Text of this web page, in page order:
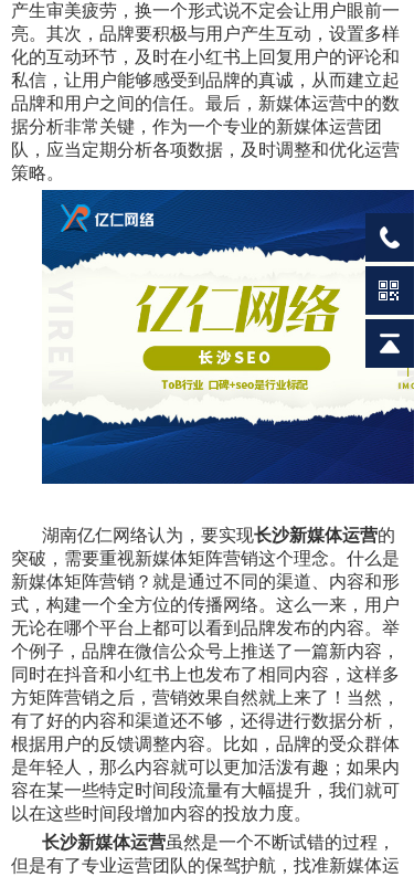
产生审美疲劳，换一个形式说不定会让用户眼前一
亮。其次，品牌要积极与用户产生互动，设置多样
化的互动环节，及时在小红书上回复用户的评论和
私信，让用户能够感受到品牌的真诚，从而建立起
品牌和用户之间的信任。最后，新媒体运营中的数
据分析非常关键，作为一个专业的新媒体运营团
队，应当定期分析各项数据，及时调整和优化运营
策略。
湖南亿仁网络认为，要实现长沙新媒体运营的
突破，需要重视新媒体矩阵营销这个理念。什么是
新媒体矩阵营销？就是通过不同的渠道、内容和形
式，构建一个全方位的传播网络。这么一来，用户
无论在哪个平台上都可以看到品牌发布的内容。举
个例子，品牌在微信公众号上推送了一篇新内容，
同时在抖音和小红书上也发布了相同内容，这样多
方矩阵营销之后，营销效果自然就上来了！当然，
有了好的内容和渠道还不够，还得进行数据分析，
根据用户的反馈调整内容。比如，品牌的受众群体
是年轻人，那么内容就可以更加活泼有趣；如果内
容在某一些特定时间段流量有大幅提升，我们就可
以在这些时间段增加内容的投放力度。
长沙新媒体运营虽然是一个不断试错的过程，
但是有了专业运营团队的保驾护航，找准新媒体运